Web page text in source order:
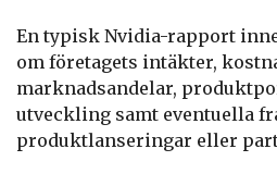
En typisk Nvidia-rapport
om företagets intäkter,
marknadsandelar,
utveckling samt eventuella
produktlanseringar eller